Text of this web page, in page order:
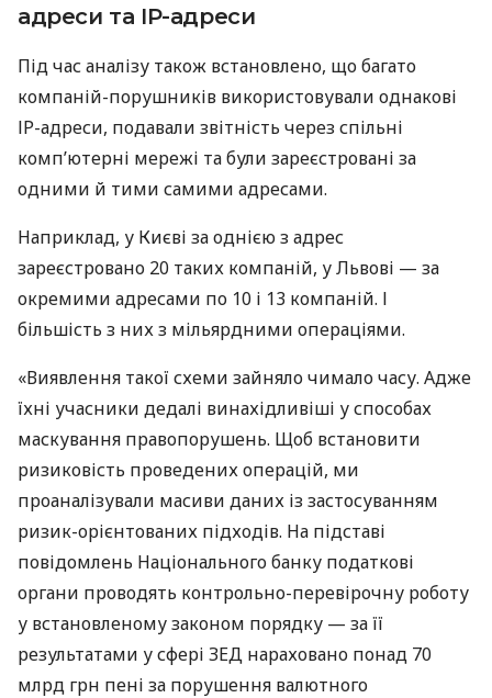
адреси та ІР-адреси
Під час аналізу також встановлено, що багато
компаній-порушників використовували однакові
ІР-адреси, подавали звітність через спільні
комп’ютерні мережі та були зареєстровані за
одними й тими самими адресами.
Наприклад, у Києві за однією з адрес
зареєстровано 20 таких компаній, у Львові — за
окремими адресами по 10 і 13 компаній. І
більшість з них з мільярдними операціями.
«Виявлення такої схеми зайняло чимало часу. Адже
їхні учасники дедалі винахідливіші у способах
маскування правопорушень. Щоб встановити
ризиковість проведених операцій, ми
проаналізували масиви даних із застосуванням
ризик-орієнтованих підходів. На підставі
повідомлень Національного банку податкові
органи проводять контрольно-перевірочну роботу
у встановленому законом порядку — за її
результатами у сфері ЗЕД нараховано понад 70
млрд грн пені за порушення валютного